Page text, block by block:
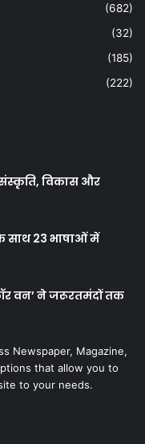
(682)
(32)
(185)
(222)
संस्कृति, विकास और
साथ 23 भाषाओं में
वन’ ने जरूरतमंदों तक
Newspaper, Magazine,
that allow you to
to your needs.